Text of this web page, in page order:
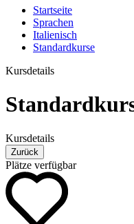
Startseite
Sprachen
Italienisch
Standardkurse
Kursdetails
Kursdetails
Zurück
Plätze verfügbar